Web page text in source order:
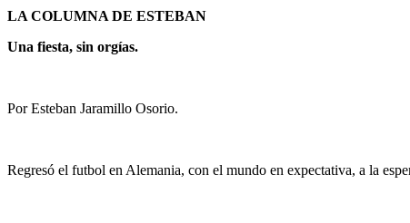
LA COLUMNA DE ESTEBAN
Una fiesta, sin orgías.
Por Esteban Jaramillo Osorio.
Regresó el futbol en Alemania, con el mundo en expectativa, a la